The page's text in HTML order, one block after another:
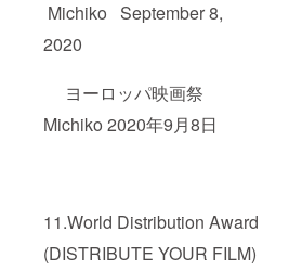
Michiko September 8,
2020
ヨーロッパ映画祭
Michiko 2020年9月8日
11.World Distribution Award
(DISTRIBUTE YOUR FILM)